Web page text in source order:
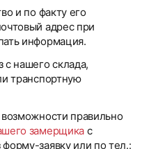
и по факту его
адрес при
информация.
с нашего склада,
транспортную
правильно
замерщикас
заявку или по тел.: